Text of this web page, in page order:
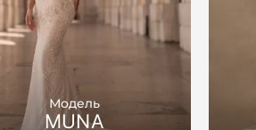
Модель
MUNA